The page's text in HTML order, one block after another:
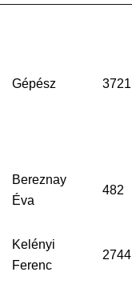
Gépész 3721
Bereznay
Éva
482
Kelényi
Ferenc
2744